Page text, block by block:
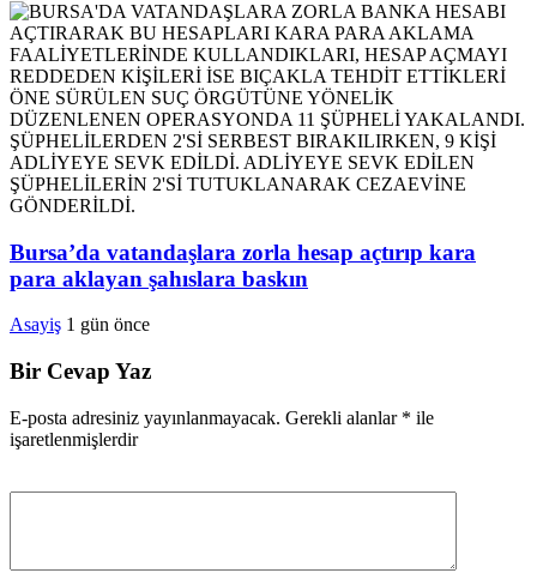
Bursa’da vatandaşlara zorla hesap açtırıp kara
para aklayan şahıslara baskın
Asayiş 1 gün önce
Bir Cevap Yaz
E-posta adresiniz yayınlanmayacak. Gerekli alanlar * ile
işaretlenmişlerdir